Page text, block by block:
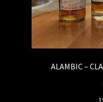
ALAMBIC –